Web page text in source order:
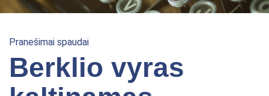
Pranešimai spaudai
Berklio vyras